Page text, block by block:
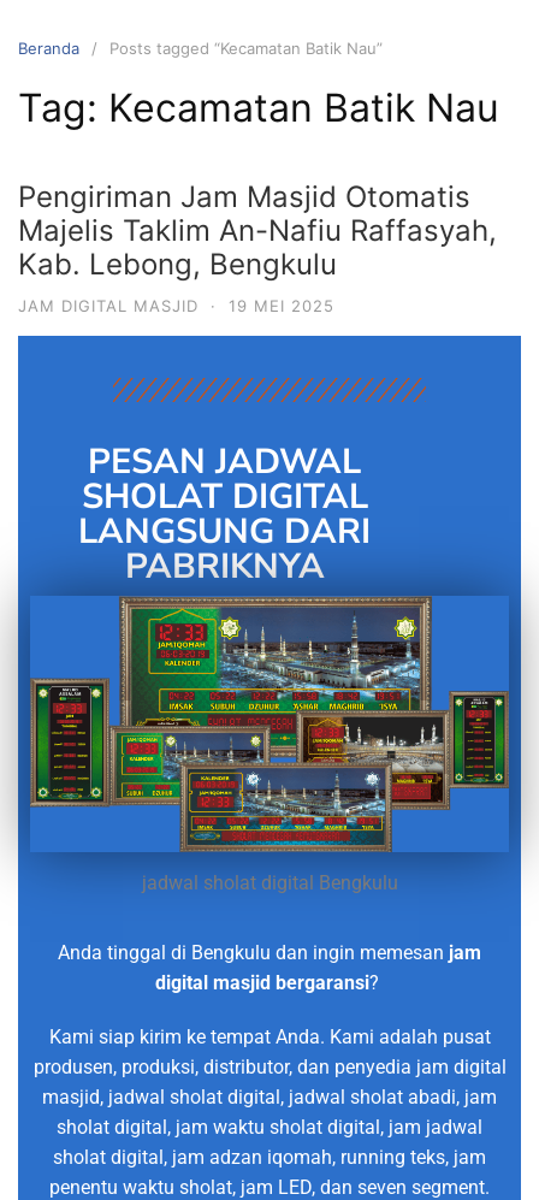
Beranda Posts tagged “Kecamatan Batik Nau”
Tag: Kecamatan Batik Nau
Pengiriman Jam Masjid Otomatis
Majelis Taklim An-Nafiu Raffasyah,
Kab. Lebong, Bengkulu
JAM DIGITAL MASJID · 19 MEI 2025
PESAN JADWAL
SHOLAT DIGITAL
LANGSUNG DARI
PABRIKNYA
jadwal sholat digital Bengkulu
Anda tinggal di Bengkulu dan ingin memesan jam
digital masjid bergaransi?
Kami siap kirim ke tempat Anda. Kami adalah pusat
produsen, produksi, distributor, dan penyedia jam digital
masjid, jadwal sholat digital, jadwal sholat abadi, jam
sholat digital, jam waktu sholat digital, jam jadwal
sholat digital, jam adzan iqomah, running teks, jam
penentu waktu sholat, jam LED, dan seven segment.